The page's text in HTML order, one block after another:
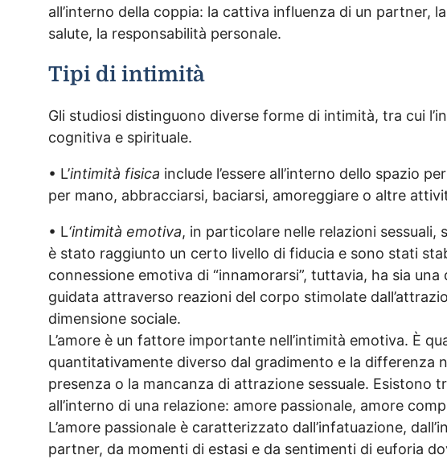
all’interno della coppia: la cattiva influenza di un partner,
salute, la responsabilità personale.
Tipi di intimità
Gli studiosi distinguono diverse forme di intimità, tra cui
cognitiva e spirituale.
• L’intimità fisica include l’essere all’interno dello spazio
per mano, abbracciarsi, baciarsi, amoreggiare o altre
• L‘intimità emotiva, in particolare nelle relazioni sessuali,
è stato raggiunto un certo livello di fiducia e sono stati
connessione emotiva di “innamorarsi”, tuttavia, ha sia
guidata attraverso reazioni del corpo stimolate
dimensione sociale.
L’amore è un fattore importante nell’intimità emotiva. È
quantitativamente diverso dal gradimento e la differenza
presenza o la mancanza di attrazione sessuale. Esistono
all’interno di una relazione: amore passionale, amore
L’amore passionale è caratterizzato dall’infatuazione,
partner, da momenti di estasi e da sentimenti di euforia